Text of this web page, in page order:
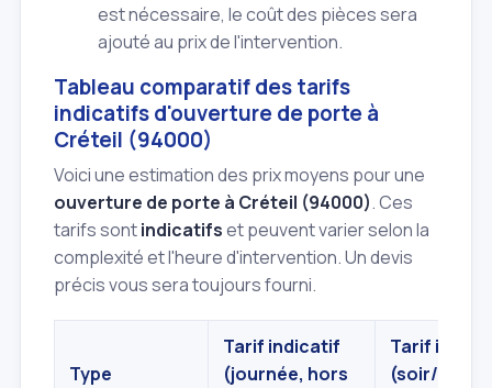
est nécessaire, le coût des pièces sera
ajouté au prix de l'intervention.
Tableau comparatif des tarifs
indicatifs d'ouverture de porte à
Créteil (94000)
Voici une estimation des prix moyens pour une
ouverture de porte à Créteil (94000). Ces
tarifs sontindicatifset peuvent varier selon la
complexité et l'heure d'intervention. Un devis
précis vous sera toujours fourni.
Type
Tarif indicatif
(journée, hors
Tarif
(soir/nuit,